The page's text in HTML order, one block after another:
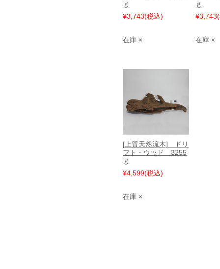
ｇ
¥3,743(税込)
在庫 ×
ｇ
¥3,743
在庫 ×
[上質天然流木] ドリ
フト・ウッド 3255
ｇ
¥4,599(税込)
在庫 ×